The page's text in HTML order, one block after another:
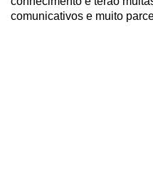
comunicativos e muito